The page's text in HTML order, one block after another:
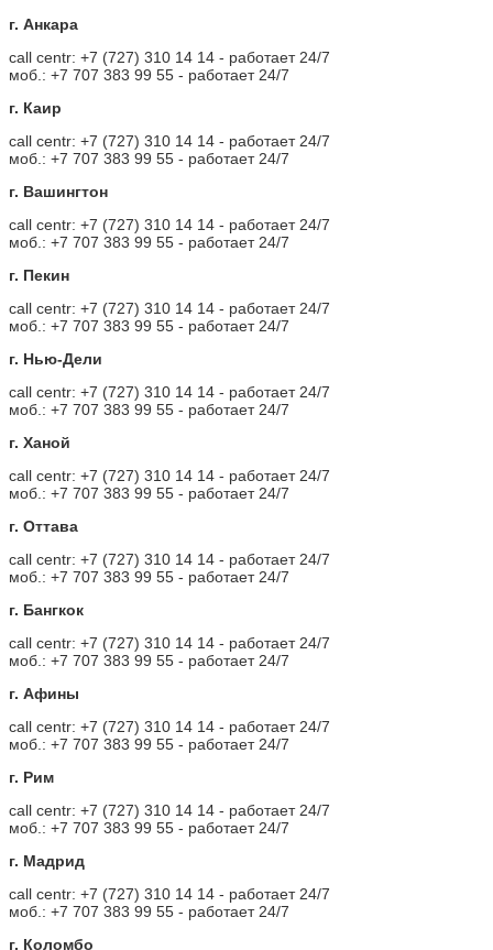
г. Анкара
call centr: +7 (727) 310 14 14 - работает 24/7
моб.: +7 707 383 99 55 - работает 24/7
г. Каир
call centr: +7 (727) 310 14 14 - работает 24/7
моб.: +7 707 383 99 55 - работает 24/7
г. Вашингтон
call centr: +7 (727) 310 14 14 - работает 24/7
моб.: +7 707 383 99 55 - работает 24/7
г. Пекин
call centr: +7 (727) 310 14 14 - работает 24/7
моб.: +7 707 383 99 55 - работает 24/7
г. Нью-Дели
call centr: +7 (727) 310 14 14 - работает 24/7
моб.: +7 707 383 99 55 - работает 24/7
г. Ханой
call centr: +7 (727) 310 14 14 - работает 24/7
моб.: +7 707 383 99 55 - работает 24/7
г. Оттава
call centr: +7 (727) 310 14 14 - работает 24/7
моб.: +7 707 383 99 55 - работает 24/7
г. Бангкок
call centr: +7 (727) 310 14 14 - работает 24/7
моб.: +7 707 383 99 55 - работает 24/7
г. Афины
call centr: +7 (727) 310 14 14 - работает 24/7
моб.: +7 707 383 99 55 - работает 24/7
г. Рим
call centr: +7 (727) 310 14 14 - работает 24/7
моб.: +7 707 383 99 55 - работает 24/7
г. Мадрид
call centr: +7 (727) 310 14 14 - работает 24/7
моб.: +7 707 383 99 55 - работает 24/7
г. Коломбо